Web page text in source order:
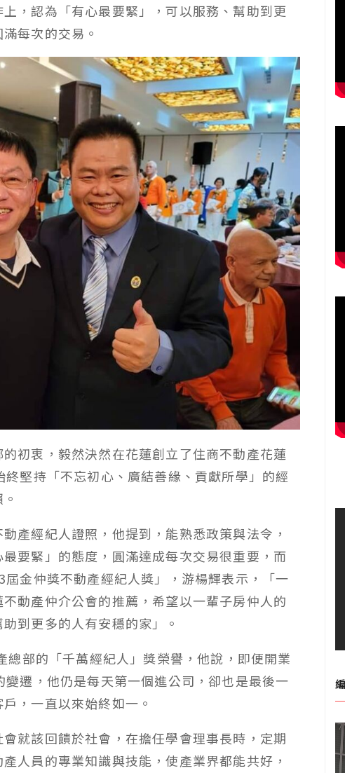
，認為「有心最要緊」，可以服務、幫助到更
每次的交易。
初衷，毅然決然在花蓮創立了住商不動產花蓮
終堅持「不忘初心、廣結善緣、貢獻所學」的經
產經紀人證照，他提到，能熟悉政策與法令，
要緊」的態度，圓滿達成每次交易很重要，而
屆金仲獎不動產經紀人獎」，游楊輝表示，「一
動產仲介公會的推薦，希望以一輩子房仲人的
到更多的人有安穩的家」。
總部的「千萬經紀人」獎榮譽，他說，即便開業
變遷，他仍是每天第一個進公司，卻也是最後一
，一直以來始終如一。
就該回饋於社會，在擔任學會理事長時，定期
人員的專業知識與技能，使產業界都能共好，